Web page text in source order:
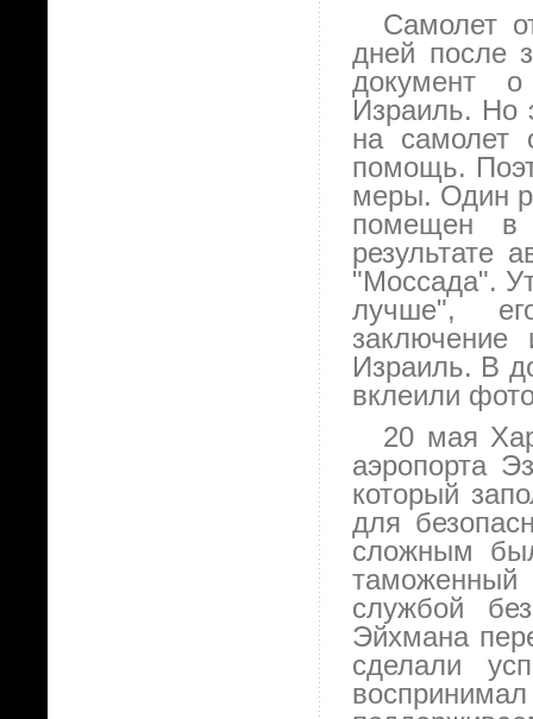
Самолет
дней после
документ
Израиль. Но
на самолет
помощь.
меры. Один
помещен в
результате
"Моссада".
лучше",
Израиль. В
вклеили
20 мая
аэропорта
который
для
сложным
службой
Эйхмана
сделали